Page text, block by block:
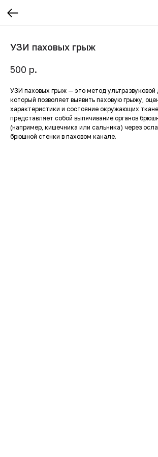
УЗИ паховых грыж
500 р.
УЗИ паховых грыж — это метод ультразвуковой
который позволяет выявить паховую грыжу,
характеристики и состояние окружающих
представляет собой выпячивание органов
(например, кишечника или сальника) через
брюшной стенки в паховом канале.